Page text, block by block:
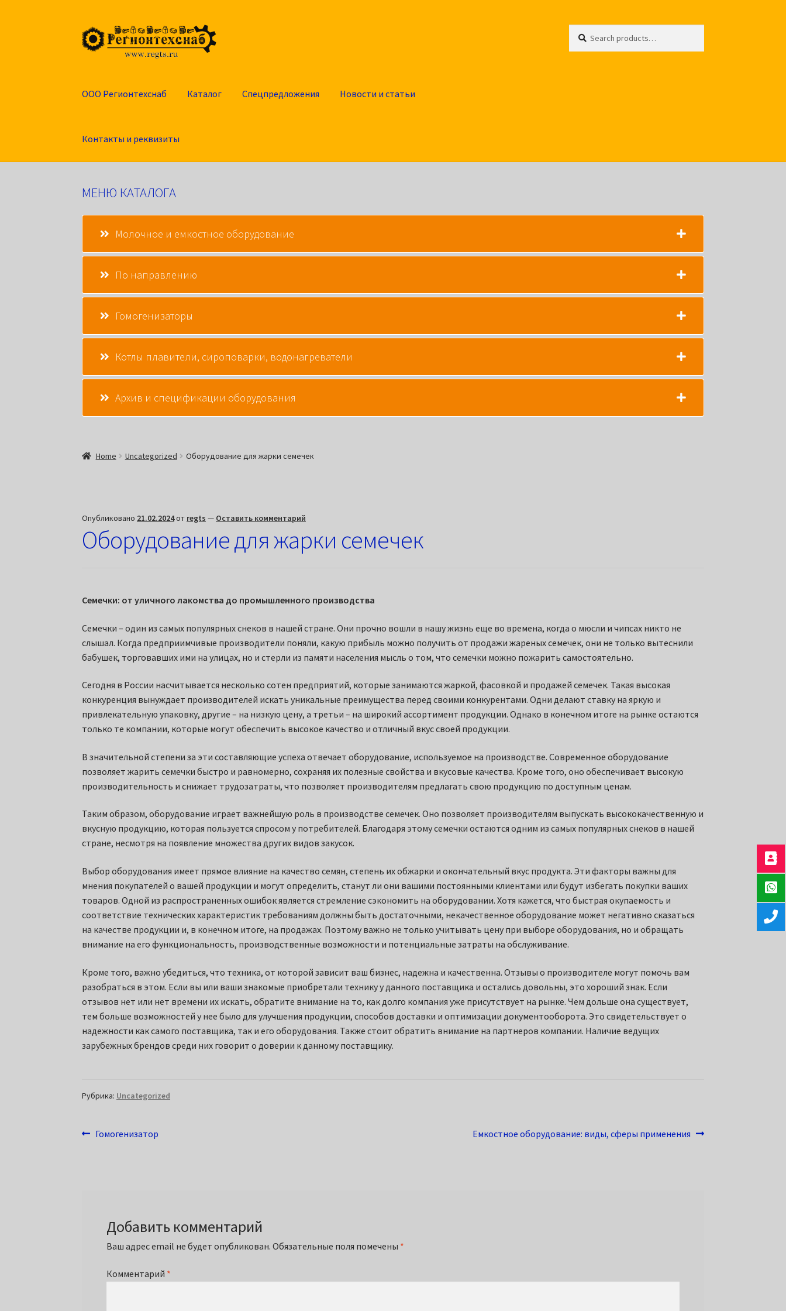
Перейти
к
навигации
Перейти
к
содержимому
for:
ООО Регионтехснаб Каталог Спецпредложения Новости и статьи
Контакты и реквизиты
МЕНЮ КАТАЛОГА
Молочное и емкостное оборудование
По направлению
Гомогенизаторы
Котлы плавители, сироповарки, водонагреватели
Архив и спецификации оборудования
Home Uncategorized Оборудование для жарки семечек
Опубликовано 21.02.2024от regts — Оставить комментарий
Оборудование для жарки семечек
Семечки: от уличного лакомства до промышленного производства
Семечки – один из самых популярных снеков в нашей стране. Они прочно вошли в нашу жизнь еще во времена, когда о мюсли и чипсах никто не
слышал. Когда предприимчивые производители поняли, какую прибыль можно получить от продажи жареных семечек, они не только вытеснили
бабушек, торговавших ими на улицах, но и стерли из памяти населения мысль о том, что семечки можно пожарить самостоятельно.
Сегодня в России насчитывается несколько сотен предприятий, которые занимаются жаркой, фасовкой и продажей семечек. Такая высокая
конкуренция вынуждает производителей искать уникальные преимущества перед своими конкурентами. Одни делают ставку на яркую и
привлекательную упаковку, другие – на низкую цену, а третьи – на широкий ассортимент продукции. Однако в конечном итоге на рынке остаются
только те компании, которые могут обеспечить высокое качество и отличный вкус своей продукции.
В значительной степени за эти составляющие успеха отвечает оборудование, используемое на производстве. Современное оборудование
позволяет жарить семечки быстро и равномерно, сохраняя их полезные свойства и вкусовые качества. Кроме того, оно обеспечивает высокую
производительность и снижает трудозатраты, что позволяет производителям предлагать свою продукцию по доступным ценам.
Таким образом, оборудование играет важнейшую роль в производстве семечек. Оно позволяет производителям выпускать высококачественную и
вкусную продукцию, которая пользуется спросом у потребителей. Благодаря этому семечки остаются одним из самых популярных снеков в нашей
стране, несмотря на появление множества других видов закусок.
Выбор оборудования имеет прямое влияние на качество семян, степень их обжарки и окончательный вкус продукта. Эти факторы важны для
мнения покупателей о вашей продукции и могут определить, станут ли они вашими постоянными клиентами или будут избегать покупки ваших
товаров. Одной из распространенных ошибок является стремление сэкономить на оборудовании. Хотя кажется, что быстрая окупаемость и
соответствие технических характеристик требованиям должны быть достаточными, некачественное оборудование может негативно сказаться
на качестве продукции и, в конечном итоге, на продажах. Поэтому важно не только учитывать цену при выборе оборудования, но и обращать
внимание на его функциональность, производственные возможности и потенциальные затраты на обслуживание.
Кроме того, важно убедиться, что техника, от которой зависит ваш бизнес, надежна и качественна. Отзывы о производителе могут помочь вам
разобраться в этом. Если вы или ваши знакомые приобретали технику у данного поставщика и остались довольны, это хороший знак. Если
отзывов нет или нет времени их искать, обратите внимание на то, как долго компания уже присутствует на рынке. Чем дольше она существует,
тем больше возможностей у нее было для улучшения продукции, способов доставки и оптимизации документооборота. Это свидетельствует о
надежности как самого поставщика, так и его оборудования. Также стоит обратить внимание на партнеров компании. Наличие ведущих
зарубежных брендов среди них говорит о доверии к данному поставщику.
Рубрика: Uncategorized
Навигация
Предыдущая
Гомогенизатор
Следующая
Емкостное оборудование: виды, сферы применения
Добавить комментарий
Ваш адрес email не будет опубликован. Обязательные поля помечены *
Комментарий *